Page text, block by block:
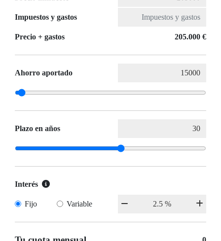
Impuestos y gastos
Precio + gastos 205.000 €
Ahorro aportado
Plazo en años
Interés
Fijo Variable